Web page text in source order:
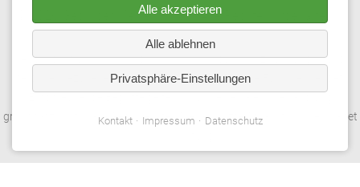
© 2026 Gebrüder Meiser GmbH. Alle Rechte vorbehalten.
*Aus redaktionellen Gründen wird bei Personenbezeichnungen und
personenbezogenen Hauptwörtern die männliche Form verwendet.
grundsätzlich für alle Geschlechter. Die verkürzte Sprachform beinhaltet
Alle akzeptieren
Alle ablehnen
Privatsphäre-Einstellungen
Kontakt Impressum Datenschutz